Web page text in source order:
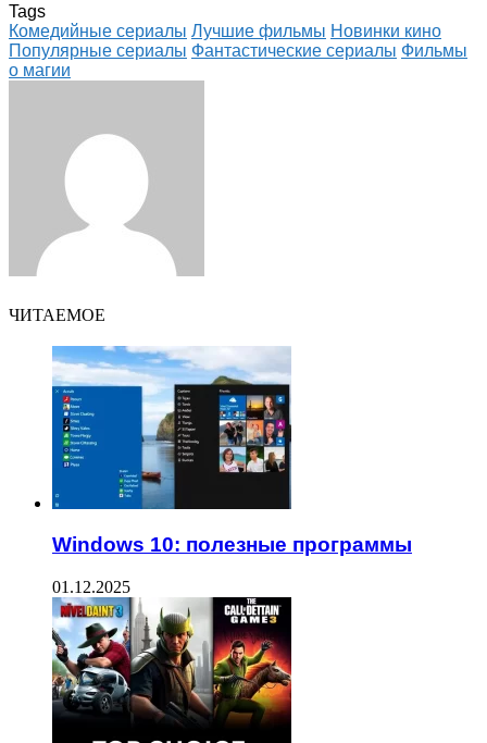
Tags
Комедийные сериалы Лучшие фильмы Новинки кино
Популярные сериалы Фантастические сериалы Фильмы
о магии
ЧИТАЕМОЕ
Windows 10: полезные программы
01.12.2025